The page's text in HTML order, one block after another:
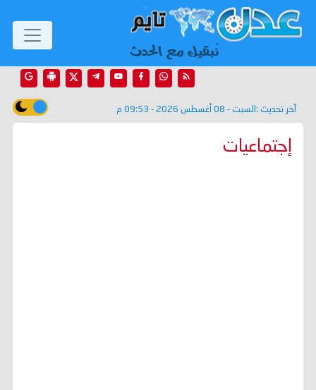
آخر تحديث : السبت - 08 أغسطس 2026 - 09:53 م
إجتماعيات